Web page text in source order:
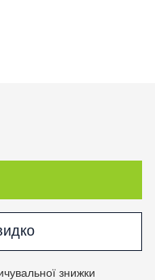
знижки